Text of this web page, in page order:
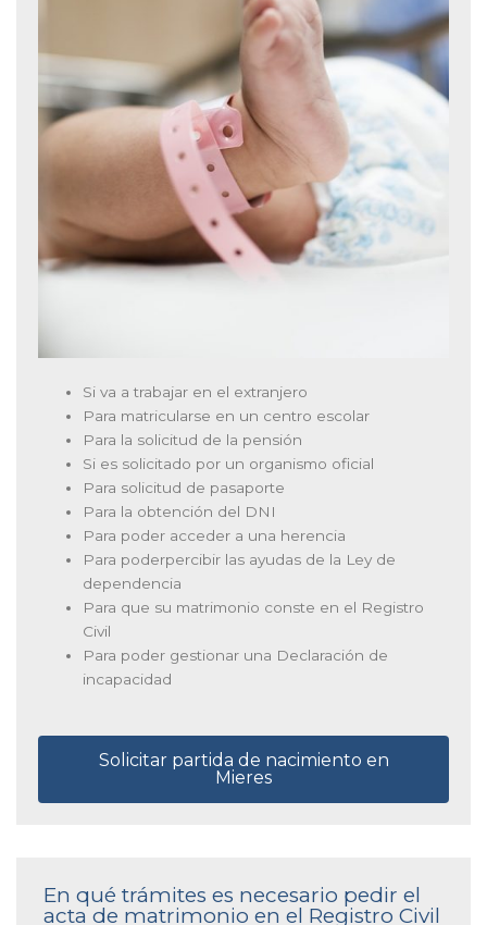
Si va a trabajar en el extranjero
Para matricularse en un centro escolar
Para la solicitud de la pensión
Si es solicitado por un organismo oficial
Para solicitud de pasaporte
Para la obtención del DNI
Para poder acceder a una herencia
Para poderpercibir las ayudas de la Ley de
dependencia
Para que su matrimonio conste en el Registro
Civil
Para poder gestionar una Declaración de
incapacidad
Solicitar partida de nacimiento en
Mieres
En qué trámites es necesario pedir el
acta de matrimonio en el Registro Civil